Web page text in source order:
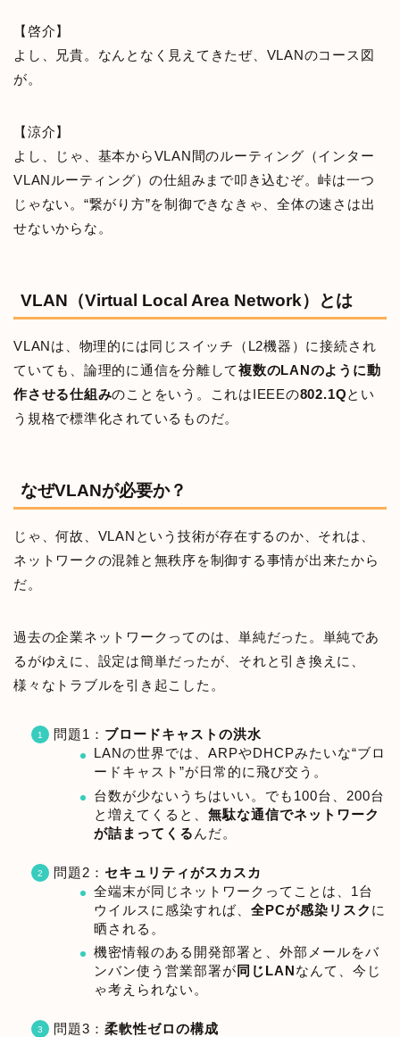
【啓介】
よし、兄貴。なんとなく見えてきたぜ、VLANのコース図
が。
【涼介】
よし、じゃ、基本からVLAN間のルーティング（インター
VLANルーティング）の仕組みまで叩き込むぞ。峠は一つ
じゃない。“繋がり方”を制御できなきゃ、全体の速さは出
せないからな。
VLAN（Virtual Local Area Network）とは
VLANは、物理的には同じスイッチ（L2機器）に接続され
ていても、論理的に通信を分離して複数のLANのように動
作させる仕組みのことをいう。これはIEEEの802.1Qとい
う規格で標準化されているものだ。
なぜVLANが必要か？
じゃ、何故、VLANという技術が存在するのか、それは、
ネットワークの混雑と無秩序を制御する事情が出来たから
だ。
過去の企業ネットワークってのは、単純だった。単純であ
るがゆえに、設定は簡単だったが、それと引き換えに、
様々なトラブルを引き起こした。
問題1： ブロードキャストの洪水
LANの世界では、ARPやDHCPみたいな“ブロ
ードキャスト”が日常的に飛び交う。
台数が少ないうちはいい。でも100台、200台
と増えてくると、 無駄な通信でネットワーク
が詰まってくる んだ。
問題2： セキュリティがスカスカ
全端末が同じネットワークってことは、1台
ウイルスに感染すれば、 全PCが感染リスク に
晒される。
機密情報のある開発部署と、外部メールをバ
ンバン使う営業部署が 同じLANなんて、今じ
ゃ考えられない。
問題3： 柔軟性ゼロの構成